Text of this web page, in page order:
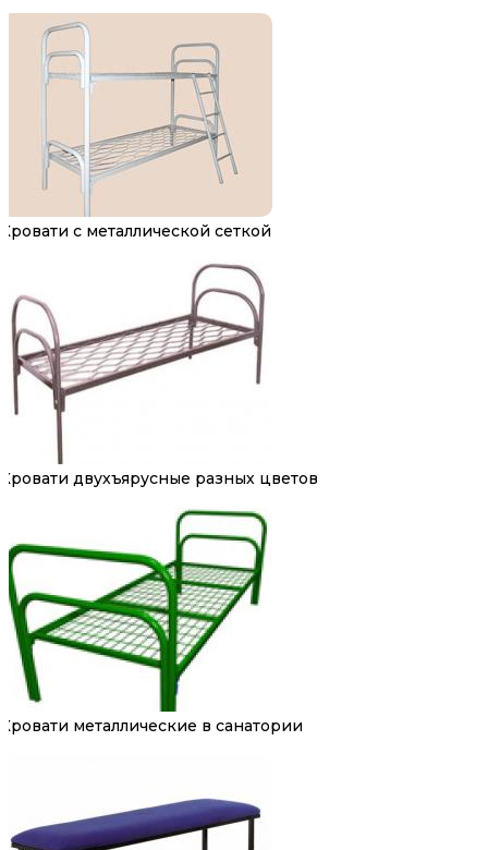
Кровати с металлической сеткой
Кровати двухъярусные разных цветов
Кровати металлические в санатории